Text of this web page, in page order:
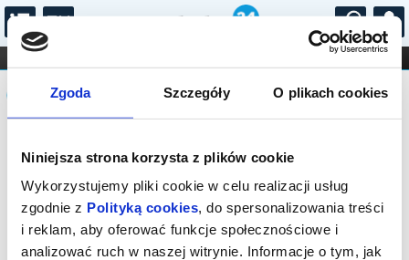
Zgoda Szczegóły O plikach cookies
Niniejsza strona korzysta z plików cookie
Wykorzystujemy pliki cookie w celu realizacji usług
zgodnie z Polityką cookies, do spersonalizowania treści
i reklam, aby oferować funkcje społecznościowe i
analizować ruch w naszej witrynie. Informacje o tym, jak
...
FILHARMONIA OPERA I BALET
STAND-UP
DLA DZIECI
Komunikat
Sprzedaż on-line została zakończona,
sprawdź dostępność biletów w kasie.